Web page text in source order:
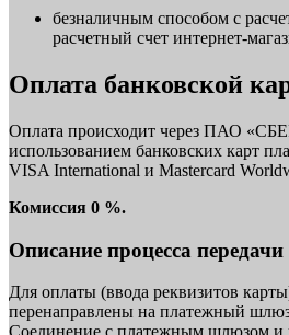
безналичным способом с
расчетный счет интернет-
Оплата банковской
Оплата происходит через ПАО
использованием банковских карт
VISA International и Mastercard
Комиссия 0 %.
Описание процесса
Для оплаты (ввода реквизитов
перенаправлены на платежный